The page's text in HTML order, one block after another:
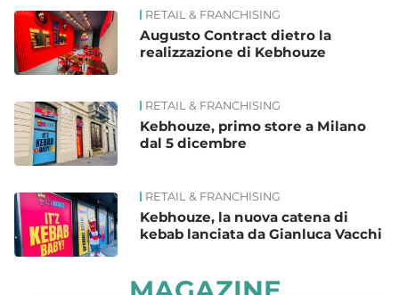
RETAIL & FRANCHISING
Augusto Contract dietro la
realizzazione di Kebhouze
RETAIL & FRANCHISING
Kebhouze, primo store a Milano
dal 5 dicembre
RETAIL & FRANCHISING
Kebhouze, la nuova catena di
kebab lanciata da Gianluca Vacchi